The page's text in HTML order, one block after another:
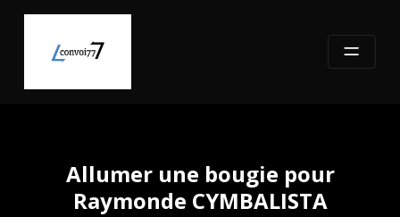
content
Allumer une bougie pour
Raymonde CYMBALISTA